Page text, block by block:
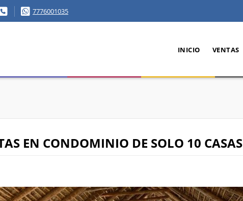
7776001035
INICIO VENTAS
EN CONDOMINIO DE SOLO 10 CASAS